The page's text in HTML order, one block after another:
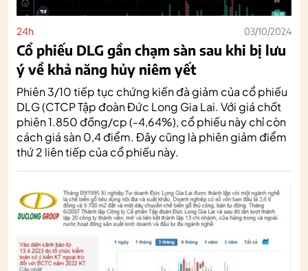
24h 03/10/2024
Cổ phiếu DLG gần chạm sàn sau khi bị lưu
ý về khả năng hủy niêm yết
Phiên 3/10 tiếp tục chứng kiến đà giảm của cổ phiếu
DLG (CTCP Tập đoàn Đức Long Gia Lai. Với giá chốt
phiên 1.850 đồng/cp (-4,64%), cổ phiếu này chỉ còn
cách giá sàn 0,4 điểm. Đây cũng là phiên giảm điểm
thứ 2 liên tiếp của cổ phiếu này.